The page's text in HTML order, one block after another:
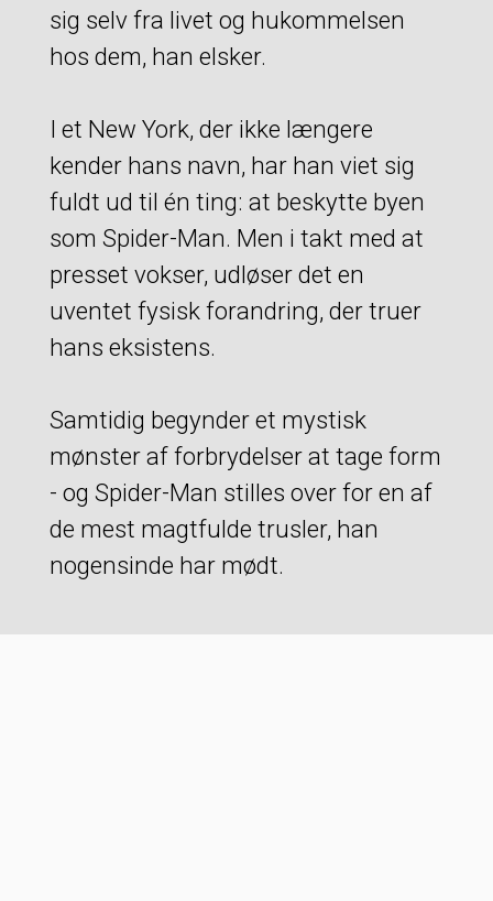
sig selv fra livet og hukommelsen
hos dem, han elsker.
I et New York, der ikke længere
kender hans navn, har han viet sig
fuldt ud til én ting: at beskytte byen
som Spider-Man. Men i takt med at
presset vokser, udløser det en
uventet fysisk forandring, der truer
hans eksistens.
Samtidig begynder et mystisk
mønster af forbrydelser at tage form
- og Spider-Man stilles over for en af
de mest magtfulde trusler, han
nogensinde har mødt.